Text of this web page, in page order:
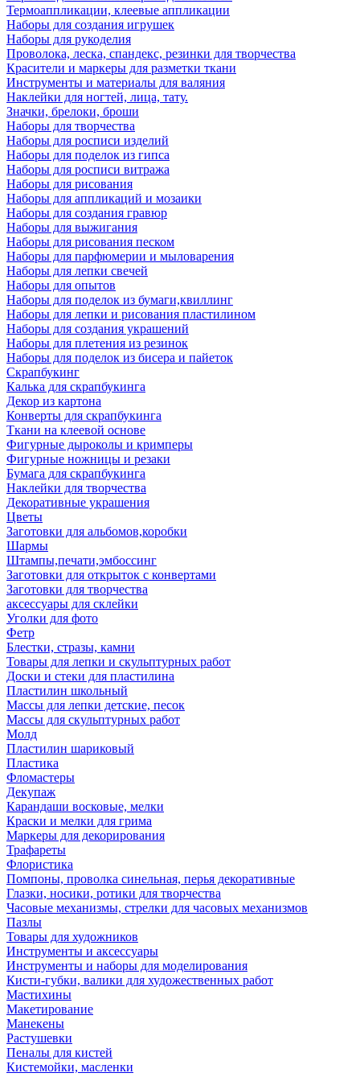
Термоаппликации, клеевые аппликации
Наборы для создания игрушек
Наборы для рукоделия
Проволока, леска, спандекс, резинки для творчества
Красители и маркеры для разметки ткани
Инструменты и материалы для валяния
Наклейки для ногтей, лица, тату.
Значки, брелоки, броши
Наборы для творчества
Наборы для росписи изделий
Наборы для поделок из гипса
Наборы для росписи витража
Наборы для рисования
Наборы для аппликаций и мозаики
Наборы для создания гравюр
Наборы для выжигания
Наборы для рисования песком
Наборы для парфюмерии и мыловарения
Наборы для лепки свечей
Наборы для опытов
Наборы для поделок из бумаги,квиллинг
Наборы для лепки и рисования пластилином
Наборы для создания украшений
Наборы для плетения из резинок
Наборы для поделок из бисера и пайеток
Скрапбукинг
Калька для скрапбукинга
Декор из картона
Конверты для скрапбукинга
Ткани на клеевой основе
Фигурные дыроколы и кримперы
Фигурные ножницы и резаки
Бумага для скрапбукинга
Наклейки для творчества
Декоративные украшения
Цветы
Заготовки для альбомов,коробки
Шармы
Штампы,печати,эмбоссинг
Заготовки для открыток с конвертами
Заготовки для творчества
аксессуары для склейки
Уголки для фото
Фетр
Блестки, стразы, камни
Товары для лепки и скульптурных работ
Доски и стеки для пластилина
Пластилин школьный
Массы для лепки детские, песок
Массы для скульптурных работ
Молд
Пластилин шариковый
Пластика
Фломастеры
Декупаж
Карандаши восковые, мелки
Краски и мелки для грима
Маркеры для декорирования
Трафареты
Флористика
Помпоны, проволка синельная, перья декоративные
Глазки, носики, ротики для творчества
Часовые механизмы, стрелки для часовых механизмов
Пазлы
Товары для художников
Инструменты и аксессуары
Инструменты и наборы для моделирования
Кисти-губки, валики для художественных работ
Мастихины
Макетирование
Манекены
Растушевки
Пеналы для кистей
Кистемойки, масленки